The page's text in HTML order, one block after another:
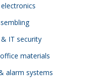
IT security
materials
alarm systems